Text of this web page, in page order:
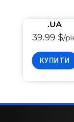
.UA
39.99 $/
КУПИТИ